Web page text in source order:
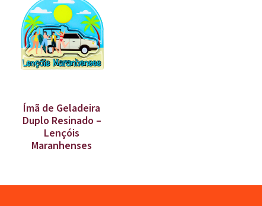
Ímã de Geladeira
Duplo Resinado –
Lençóis
Maranhenses